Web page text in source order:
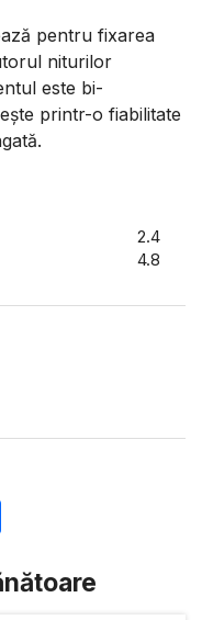
pentru fixarea
niturilor
este bi-
printr-o fiabilitate
2.4
4.8